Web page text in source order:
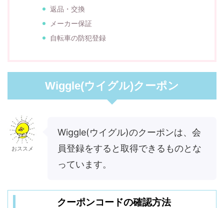
返品・交換
メーカー保証
自転車の防犯登録
Wiggle(ウイグル)クーポン
おススメ
Wiggle(ウイグル)のクーポンは、会
員登録をすると取得できるものとな
っています。
クーポンコードの確認方法